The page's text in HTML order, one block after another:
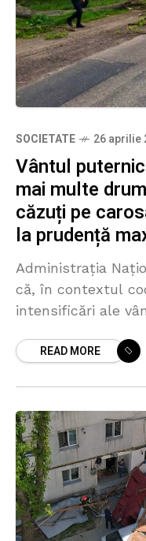
SOCIETATE 26 aprilie
Vântul
mai multe
căzuți pe
la prudență
Administrația
că, în contextul
intensificări ale
înregistrate căderi
READ MORE